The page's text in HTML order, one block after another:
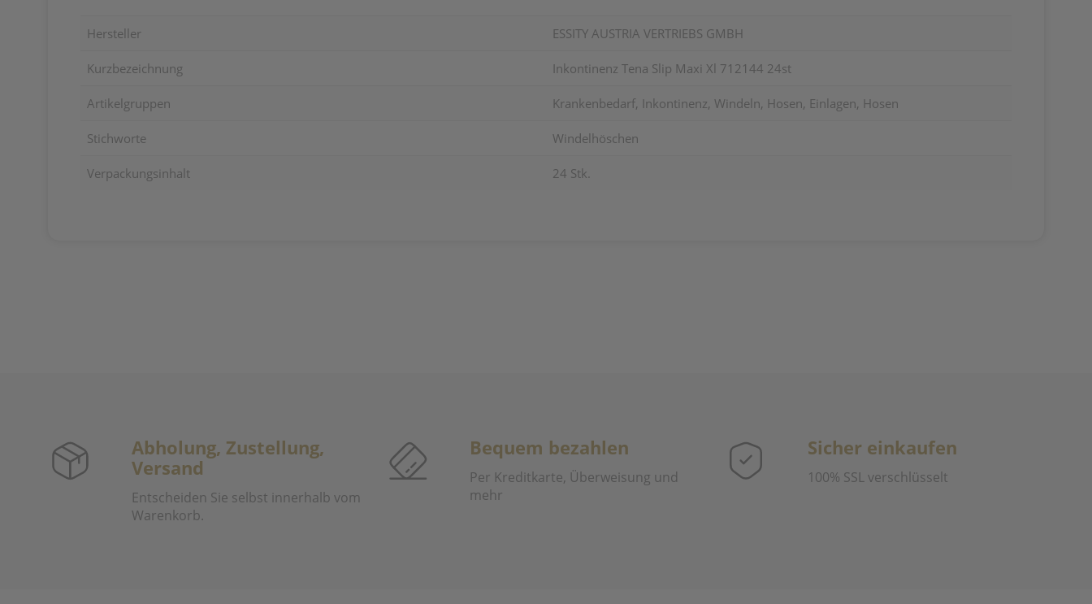
Hersteller ESSITY AUSTRIA VERTRIEBS GMBH
Kurzbezeichnung Inkontinenz Tena Slip Maxi Xl 712144 24st
Artikelgruppen Krankenbedarf, Inkontinenz, Windeln, Hosen, Einlagen, Hosen
Stichworte Windelhöschen
Verpackungsinhalt 24 Stk.
Abholung, Zustellung,
Versand
Entscheiden Sie selbst innerhalb vom
Warenkorb.
Bequem bezahlen
Per Kreditkarte, Überweisung und
mehr
Sicher einkaufen
100% SSL verschlüsselt